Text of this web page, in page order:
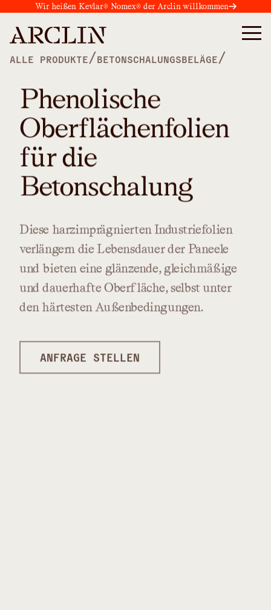
Wir heißen Kevlar® Nomex® der Arclin willkommen
ALLE PRODUKTE/BETONSCHALUNGSBELÄGE/
Phenolische
Oberflächenfolien
für die
Betonschalung
Diese harzimprägnierten Industriefolien
verlängern die Lebensdauerder Paneele
und bieten eine glänzende, gleichmäßige
und dauerhafte Oberfläche,selbst unter
den härtesten Außenbedingungen.
ANFRAGE STELLEN